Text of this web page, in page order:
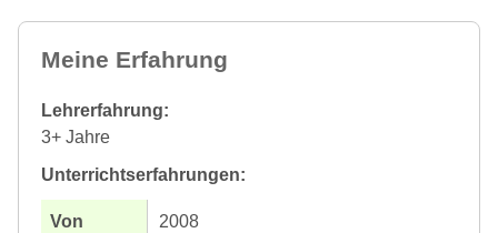
Meine Erfahrung
Lehrerfahrung:
3+ Jahre
Unterrichtserfahrungen:
2008